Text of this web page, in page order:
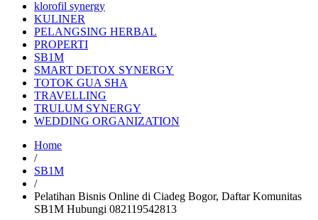
klorofil synergy
KULINER
PELANGSING HERBAL
PROPERTI
SB1M
SMART DETOX SYNERGY
TOTOK GUA SHA
TRAVELLING
TRULUM SYNERGY
WEDDING ORGANIZATION
Home
/
SB1M
/
Pelatihan Bisnis Online di Ciadeg Bogor, Daftar Komunitas
SB1M Hubungi 082119542813